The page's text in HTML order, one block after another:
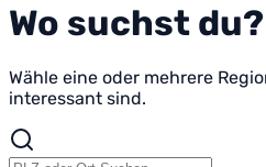
Wo suchst du?
Wähle eine oder mehrere
interessant sind.